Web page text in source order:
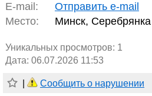
E-mail:
Отправить e-mail
Место:
Минск, Серебрянка
Уникальных просмотров: 1
Дата: 06.07.2026 11:53
Сообщить о нарушении